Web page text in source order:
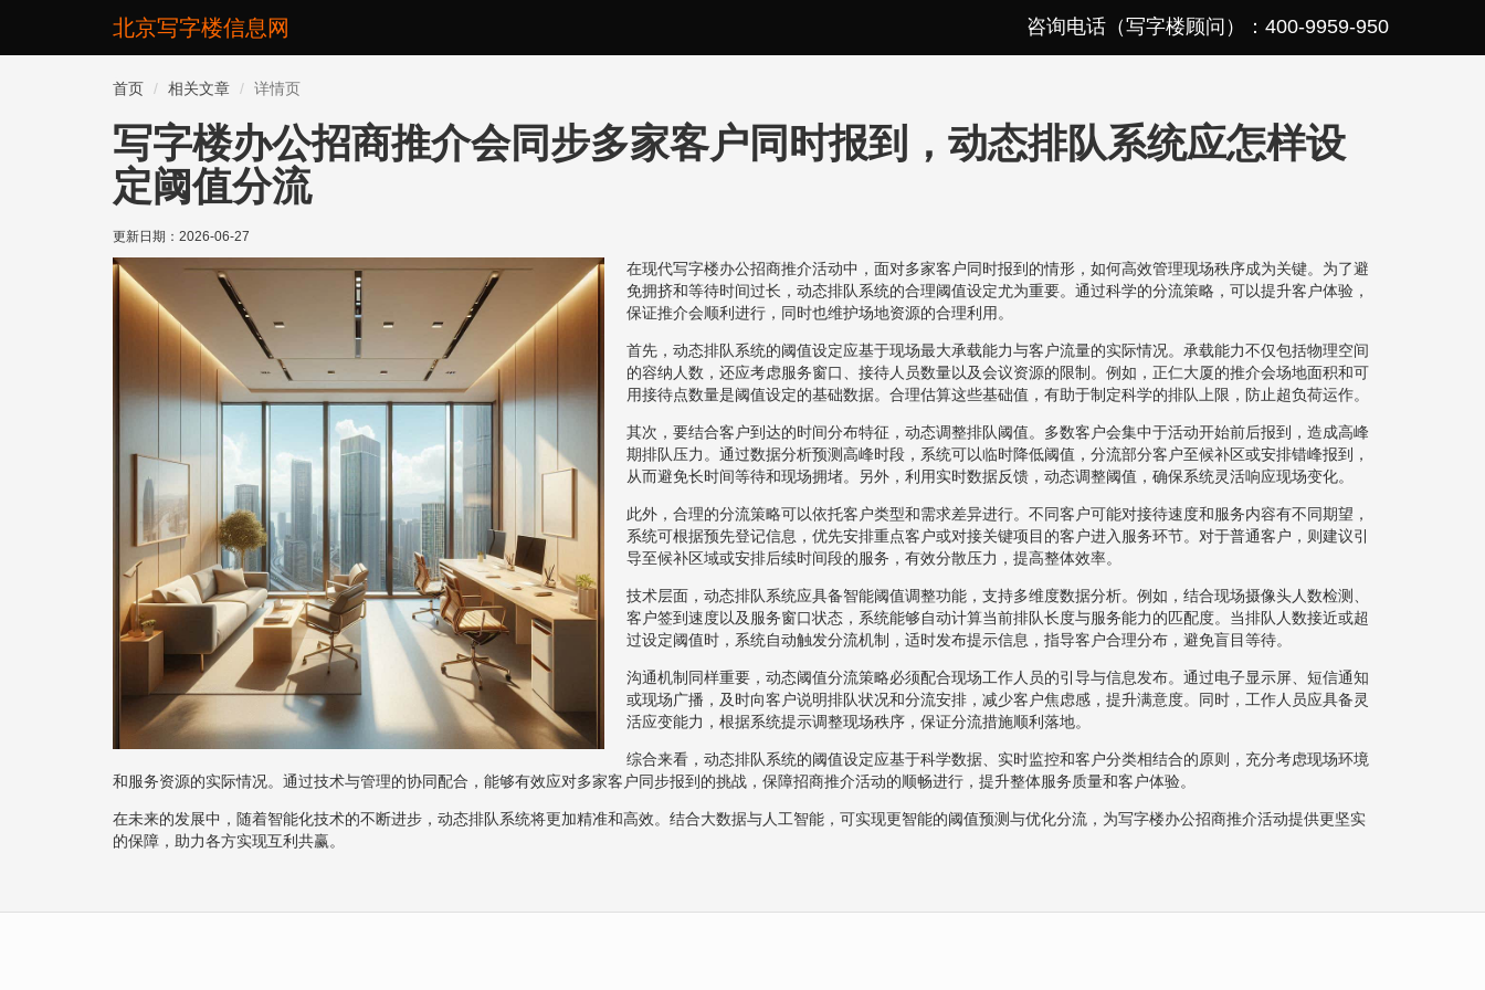
北京写字楼信息网 咨询电话（写字楼顾问）：400-9959-950
首页 相关文章 详情页
写字楼办公招商推介会同步多家客户同时报到，动态排队系统应怎样设
定阈值分流
更新日期： 2026-06-27
在现代写字楼办公招商推介活动中，面对多家客户同时报到的情形，如何高效管理现场秩序成为关键。为了避
免拥挤和等待时间过长，动态排队系统的合理阈值设定尤为重要。通过科学的分流策略，可以提升客户体验，
保证推介会顺利进行，同时也维护场地资源的合理利用。
首先，动态排队系统的阈值设定应基于现场最大承载能力与客户流量的实际情况。承载能力不仅包括物理空间
的容纳人数，还应考虑服务窗口、接待人员数量以及会议资源的限制。例如，正仁大厦的推介会场地面积和可
用接待点数量是阈值设定的基础数据。合理估算这些基础值，有助于制定科学的排队上限，防止超负荷运作。
其次，要结合客户到达的时间分布特征，动态调整排队阈值。多数客户会集中于活动开始前后报到，造成高峰
期排队压力。通过数据分析预测高峰时段，系统可以临时降低阈值，分流部分客户至候补区或安排错峰报到，
从而避免长时间等待和现场拥堵。另外，利用实时数据反馈，动态调整阈值，确保系统灵活响应现场变化。
此外，合理的分流策略可以依托客户类型和需求差异进行。不同客户可能对接待速度和服务内容有不同期望，
系统可根据预先登记信息，优先安排重点客户或对接关键项目的客户进入服务环节。对于普通客户，则建议引
导至候补区域或安排后续时间段的服务，有效分散压力，提高整体效率。
技术层面，动态排队系统应具备智能阈值调整功能，支持多维度数据分析。例如，结合现场摄像头人数检测、
客户签到速度以及服务窗口状态，系统能够自动计算当前排队长度与服务能力的匹配度。当排队人数接近或超
过设定阈值时，系统自动触发分流机制，适时发布提示信息，指导客户合理分布，避免盲目等待。
沟通机制同样重要，动态阈值分流策略必须配合现场工作人员的引导与信息发布。通过电子显示屏、短信通知
或现场广播，及时向客户说明排队状况和分流安排，减少客户焦虑感，提升满意度。同时，工作人员应具备灵
活应变能力，根据系统提示调整现场秩序，保证分流措施顺利落地。
综合来看，动态排队系统的阈值设定应基于科学数据、实时监控和客户分类相结合的原则，充分考虑现场环境
和服务资源的实际情况。通过技术与管理的协同配合，能够有效应对多家客户同步报到的挑战，保障招商推介活动的顺畅进行，提升整体服务质量和客户体验。
在未来的发展中，随着智能化技术的不断进步，动态排队系统将更加精准和高效。结合大数据与人工智能，可实现更智能的阈值预测与优化分流，为写字楼办公招商推介活动提供更坚实
的保障，助力各方实现互利共赢。